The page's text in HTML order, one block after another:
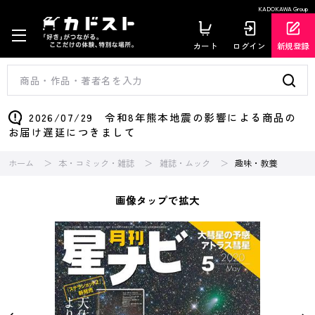
KADOKAWA Group
カート ログイン 新規登録
2026/07/29 令和8年熊本地震の影響による商品の
お届け遅延につきまして
ホーム 本・コミック・雑誌 雑誌・ムック 趣味・教養
画像タップで拡大